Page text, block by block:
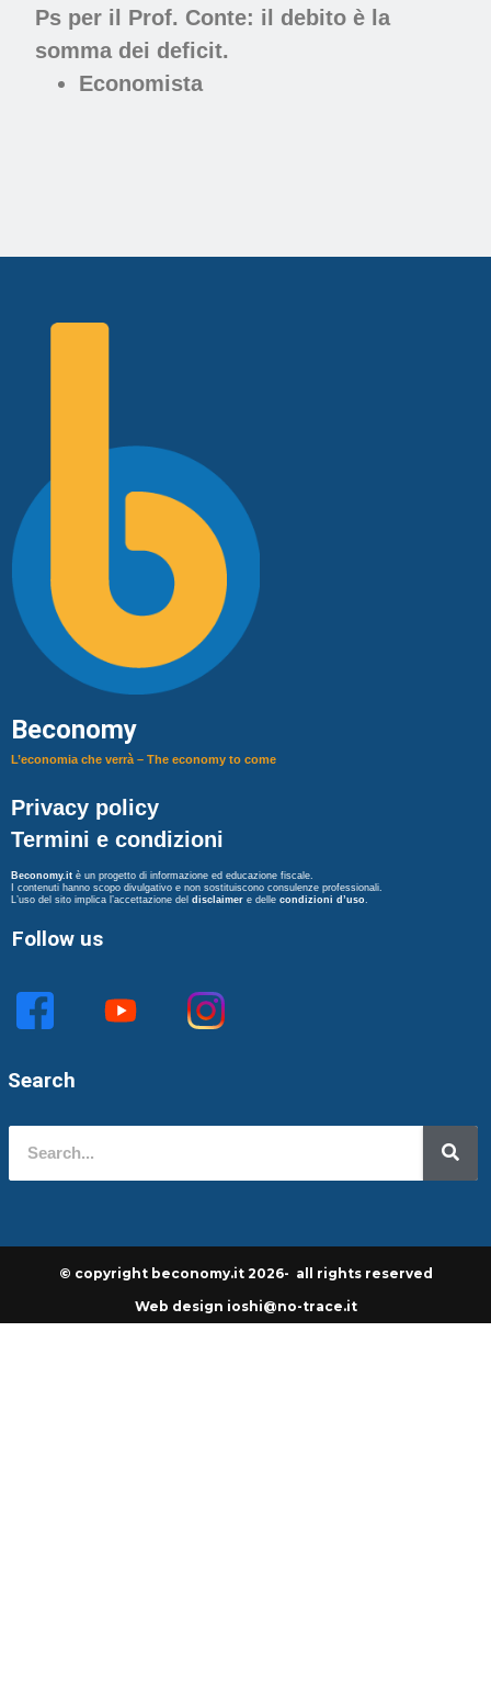
Ps per il Prof. Conte: il debito è la
somma dei deficit.
Economista
Beconomy
L’economia che verrà – The economy to come
Privacy policy
Termini e condizioni
Beconomy.it è un progetto di informazione ed educazione fiscale.
I contenuti hanno scopo divulgativo e non sostituiscono consulenze professionali.
L’uso del sito implica l’accettazione del disclaimer e delle condizioni d’uso
Follow us
Search
© copyright beconomy.it 2026- all rights reserved
Web design ioshi@no-trace.it